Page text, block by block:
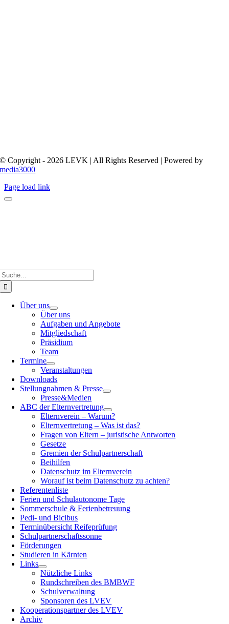
© Copyright - 2026 LEVK | All Rights Reserved | Powered by
media3000
Page load link
Über uns
Über uns
Aufgaben und Angebote
Mitgliedschaft
Präsidium
Team
Termine
Veranstaltungen
Downloads
Stellungnahmen & Presse
Presse&Medien
ABC der Elternvertretung
Elternverein – Warum?
Elternvertretung – Was ist das?
Fragen von Eltern – juristische Antworten
Gesetze
Gremien der Schulpartnerschaft
Beihilfen
Datenschutz im Elternverein
Worauf ist beim Datenschutz zu achten?
Referentenliste
Ferien und Schulautonome Tage
Sommerschule & Ferienbetreuung
Pedi- und Bicibus
Terminübersicht Reifeprüfung
Schulpartnerschaftssonne
Förderungen
Studieren in Kärnten
Links
Nützliche Links
Rundschreiben des BMBWF
Schulverwaltung
Sponsoren des LVEV
Kooperationspartner des LVEV
Archiv